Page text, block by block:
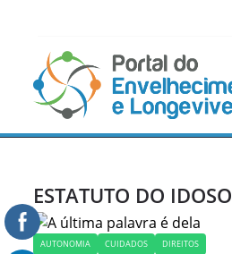
ESTATUTO DO IDOSO
AUTONOMIA CUIDADOS DIREITOS